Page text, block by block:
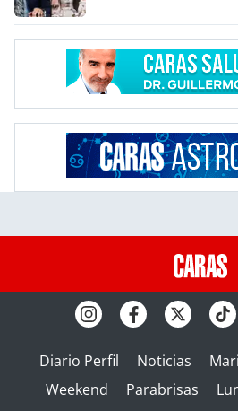
Diario Perfil Noticias
Weekend
Parabrisas